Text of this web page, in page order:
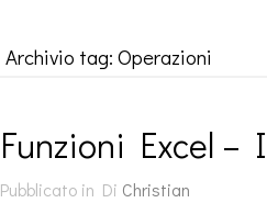
Archivio tag: Operazioni
Funzioni Excel
Pubblicato in Di Christian